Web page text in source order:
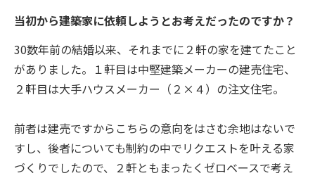
当初から建築家に依頼しようとお考えだったのですか？
30数年前の結婚以来、それまでに２軒の家を建てたこと
がありました。１軒目は中堅建築メーカーの建売住宅、
２軒目は大手ハウスメーカー（２×４）の注文住宅。
前者は建売ですからこちらの意向をはさむ余地はないで
すし、後者についても制約の中でリクエストを叶える家
づくりでしたので、２軒ともまったくゼロベースで考え